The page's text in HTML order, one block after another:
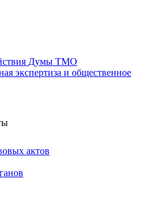
Думы ТМО
экспертиза и общественное
актов